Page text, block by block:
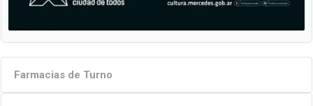
Farmacias de Turno